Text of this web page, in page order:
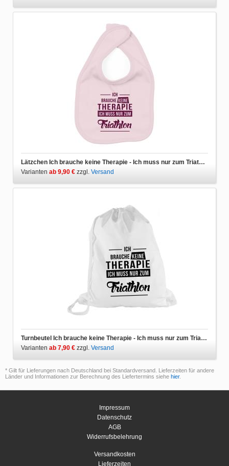
Lätzchen Ich brauche keine Therapie - Ich muss nur zum Triathlon
Varianten ab 9,90 € zzgl. Versand
Turnbeutel Ich brauche keine Therapie - Ich muss nur zum Triathlon
Varianten ab 7,90 € zzgl. Versand
* Gilt für Lieferungen nach Deutschland bei Standardversand. Lieferzeiten für andere
Länder und Informationen zur Berechnung des Liefertermins siehe hier.
Impressum
Datenschutz
AGB
Widerrufsbelehrung
Versandkosten
Lieferzeiten